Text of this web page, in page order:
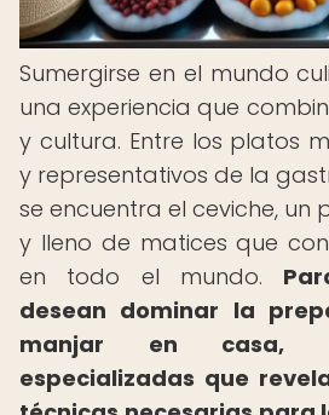
Sumergirse en el mundo
una experiencia que
y cultura. Entre los platos
y representativos de la
se encuentra el ceviche, un
y lleno de matices que
en todo el mundo.
desean dominar la
manjar en casa,
especializadas que